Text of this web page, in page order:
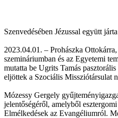
Szenvedésében Jézussal együtt
2023.04.01. – Prohászka
szemináriumban és az Egyetemi
mutatta be Ugrits Tamás
eljöttek a Szociális Missziótársulat
Mózessy Gergely
jelentőségéről, amelyből
Elmélkedések az Evangéliumról.